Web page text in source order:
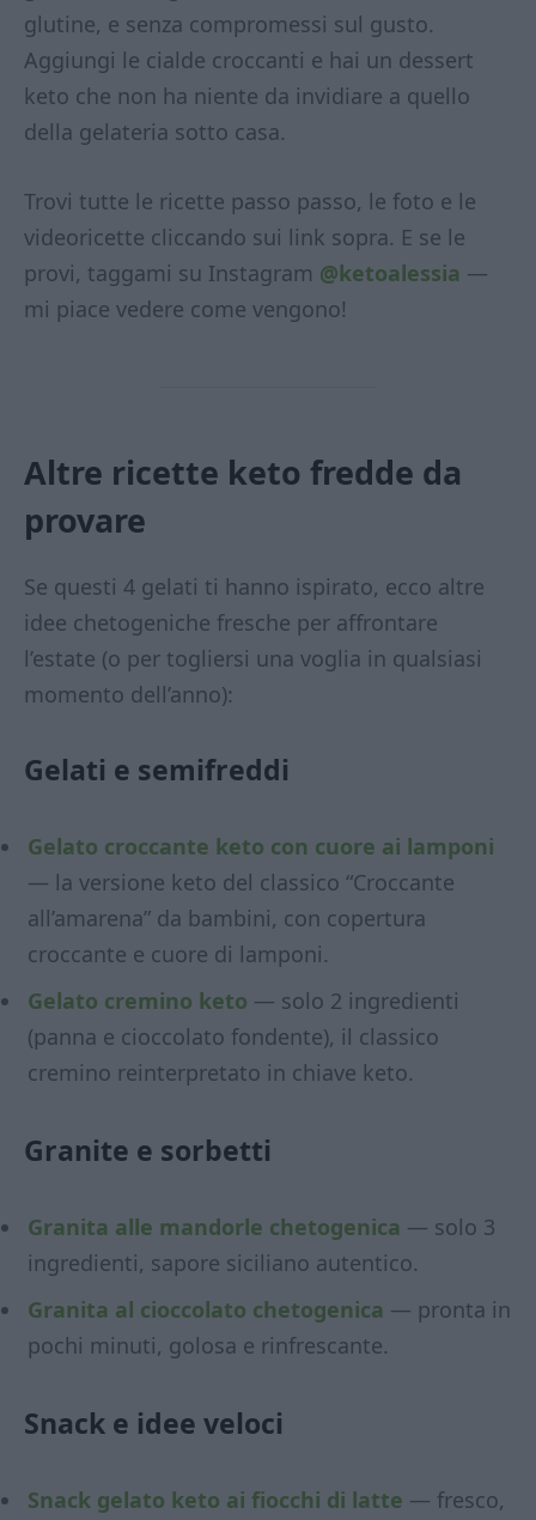
glutine, e senza compromessi sul gusto.
Aggiungi le cialde croccanti e hai un dessert
keto che non ha niente da invidiare a quello
della gelateria sotto casa.
Trovi tutte le ricette passo passo, le foto e le
videoricette cliccando sui link sopra. E se le
provi, taggami su Instagram @ketoalessia —
mi piace vedere come vengono!
Altre ricette keto fredde da
provare
Se questi 4 gelati ti hanno ispirato, ecco altre
idee chetogeniche fresche per affrontare
l’estate (o per togliersi una voglia in qualsiasi
momento dell’anno):
Gelati e semifreddi
Gelato croccante keto con cuore ai lamponi
— la versione keto del classico “Croccante
all’amarena” da bambini, con copertura
croccante e cuore di lamponi.
Gelato cremino keto — solo 2 ingredienti
(panna e cioccolato fondente), il classico
cremino reinterpretato in chiave keto.
Granite e sorbetti
Granita alle mandorle chetogenica — solo 3
ingredienti, sapore siciliano autentico.
Granita al cioccolato chetogenica — pronta in
pochi minuti, golosa e rinfrescante.
Snack e idee veloci
Snack gelato keto ai fiocchi di latte — fresco,